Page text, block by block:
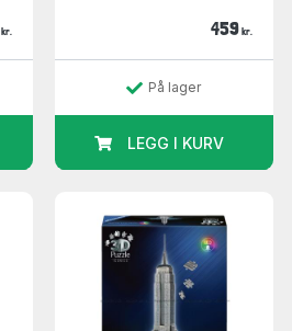
kr. 459 kr.
På lager
LEGG I KURV